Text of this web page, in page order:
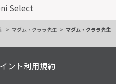
Select
マダム・クララ先生
マダム・クララ先生
ント利用規約